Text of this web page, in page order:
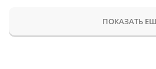
ПОКАЗАТЬ